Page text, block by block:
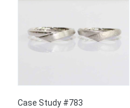
Case Study #783